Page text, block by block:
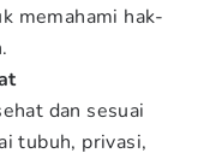
memahami hak-
dan sesuai
tubuh, privasi,